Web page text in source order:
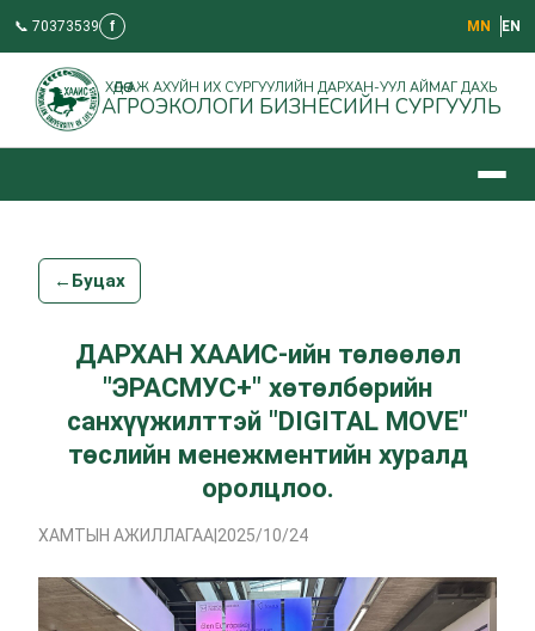
📞 70373539 f МN EN
ХӨДӨӨ АЖ АХУЙН ИХ СУРГУУЛИЙН ДАРХАН-УУЛ АЙМАГ ДАХЬ
АГРОЭКОЛОГИ БИЗНЕСИЙН СУРГУУЛЬ
← Буцах
ДАРХАН ХААИС-ийн төлөөлөл
"ЭРАСМУС+" хөтөлбөрийн
санхүүжилттэй "DIGITAL MOVE"
төслийн менежментийн хуралд
оролцлоо.
ХАМТЫН АЖИЛЛАГАА2025/10/24